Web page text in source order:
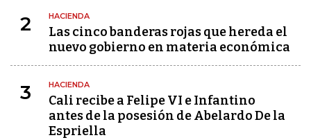
2 HACIENDA
Las cinco banderas rojas que hereda el
nuevo gobierno en materia económica
3 HACIENDA
Cali recibe a Felipe VI e Infantino
antes de la posesión de Abelardo De la
Espriella